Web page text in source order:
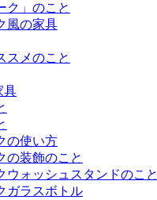
ク」のこと
風の家具
スメのこと
具
の使い方
の装飾のこと
ウォッシュスタンドのこと
ガラスボトル